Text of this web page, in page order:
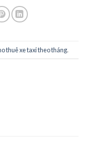
thuê xe taxi theo tháng.